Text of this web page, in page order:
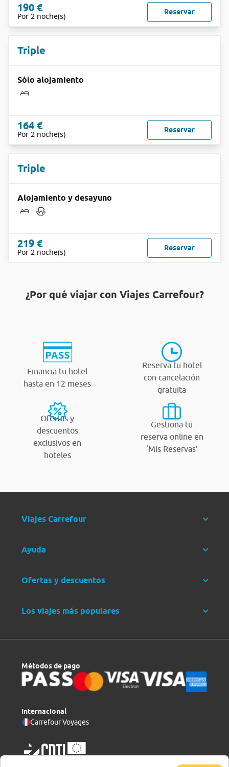
190 €
Por 2 noche(s) Reservar
Triple
Sólo alojamiento
164 €
Por 2 noche(s) Reservar
Triple
Alojamiento y desayuno
219 €
Por 2 noche(s) Reservar
¿Por qué viajar con Viajes Carrefour?
Financia tu hotel
hasta en 12 meses
Reserva tu hotel
con cancelación
gratuita
Ofertas y
descuentos
exclusivos en
hoteles
Gestiona tu
reserva online en
‘Mis Reservas’
Viajes Carrefour
Ayuda
Ofertas y descuentos
Los viajes más populares
Métodos de pago
Internacional
Carrefour Voyages